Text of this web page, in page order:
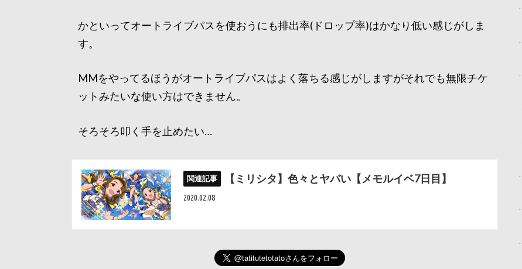
かといってオートライブパスを使おうにも排出率(ドロップ率)はかなり低い感じがしま
す。
MMをやってるほうがオートライブパスはよく落ちる感じがしますがそれでも無限チケ
ットみたいな使い方はできません。
そろそろ叩く手を止めたい…
【ミリシタ】色々とヤバい【メモルイベ7日目】
2020.02.08